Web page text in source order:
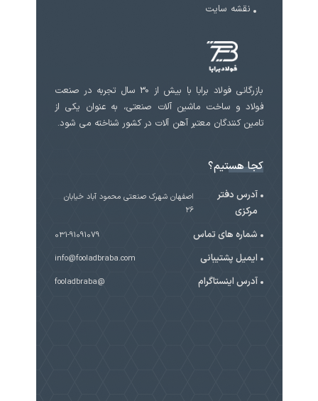
نقشه سایت
بازرگانی فولاد برابا با بیش از 30 سال تجربه در صنعت
فولاد و ساخت ماشین آلات صنعتی، به عنوان یکی از
تامین کنندگان معتبر آهن آلات در کشور شناخته می شود.
کجا هستیم؟
آدرس دفتر
مرکزی
اصفهان شهرک صنعتی محمود آباد خیابان
۲۶
شماره های تماس 031-91091079
ایمیل پشتیبانی info@fooladbraba.com
آدرس اینستاگرام @fooladbraba